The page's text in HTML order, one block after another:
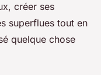
créer ses
superflues tout en
quelque chose